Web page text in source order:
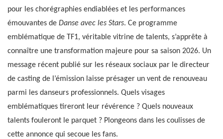
pour les chorégraphies endiablées et les performances
émouvantes de Danse avec les Stars. Ce programme
emblématique de TF1, véritable vitrine de talents, s’apprête à
connaître une transformation majeure pour sa saison 2026. Un
message récent publié sur les réseaux sociaux par le directeur
de casting de l’émission laisse présager un vent de renouveau
parmi les danseurs professionnels. Quels visages
emblématiques tireront leur révérence ? Quels nouveaux
talents fouleront le parquet ? Plongeons dans les coulisses de
cette annonce qui secoue les fans.